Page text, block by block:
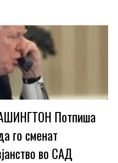
Потпиша
го сменат
во САД